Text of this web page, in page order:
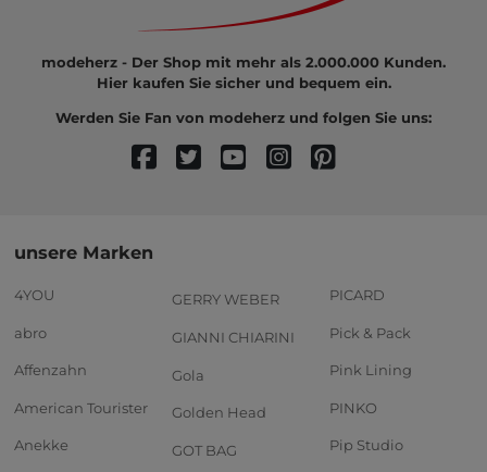
modeherz - Der Shop mit mehr als 2.000.000 Kunden.
Hier kaufen Sie sicher und bequem ein.
Werden Sie Fan von modeherz und folgen Sie uns:
unsere Marken
4YOU
abro
Affenzahn
American Tourister
Anekke
GERRY WEBER
GIANNI CHIARINI
Gola
Golden Head
GOT BAG
PICARD
Pick & Pack
Pink Lining
PINKO
Pip Studio